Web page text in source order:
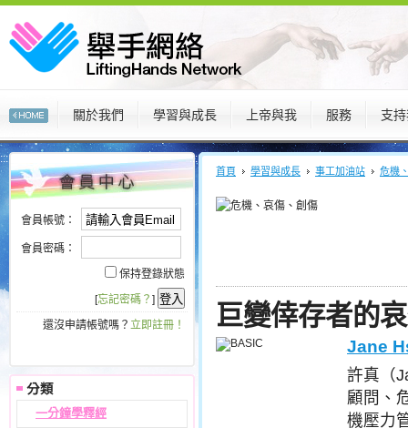
關於我們 學習與成長 上帝與我 服務 支
:::
會員帳號：
會員密碼：
保持登錄狀態
[忘記密碼？ ]
還沒申請帳號嗎？ 立即註冊！
一分鐘學釋經
:::
首頁 學習與成長 事工加油站 危機
巨變倖存者的
Jane
許真（
顧問、
機壓力